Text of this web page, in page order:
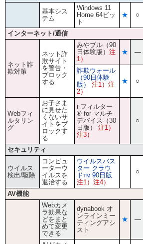
基本シス
テム
Windows 11
Home 64ビッ
ト
★ ○
インターネット/通信
ネット詐
欺対策
ネット詐
欺サイト
を警告・
ブロック
する
みやブル（90
日体験版） 注
1）
★ ―
詐欺ウォール
（90日体験
版）
注1）注
2）
★ ○
Webフィ
ルタリン
グ
お子さま
に見せた
くないサ
イトをブ
ロックす
る
i-フィルター
® for マルチ
デバイス（30
日版）
注1）
注3）
○
セキュリティ
ウイルス
検出/駆除
コンピュ
ーターウ
イルスを
退治する
ウイルスバス
ター クラウ
ドTM 90日版
注1）注4）
○
AV機能
Webカメ
ラ効果な
どをまと
めて変更
できる
dynabook オ
ンラインミー
ティングアシ
スト
★ ―